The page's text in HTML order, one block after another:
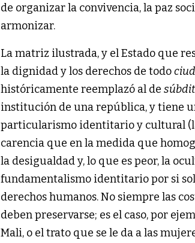
de organizar la convivencia, la paz
armonizar.
La matriz ilustrada, y el Estado que
la dignidad y los derechos de todo
históricamente reemplazó al de
institución de una república, y tiene
particularismo identitario y cultural (la
carencia que en la medida que
la desigualdad y, lo que es peor, la
fundamentalismo identitario por si
derechos humanos. No siempre las
deben preservarse; es el caso, por
Mali, o el trato que se le da a las